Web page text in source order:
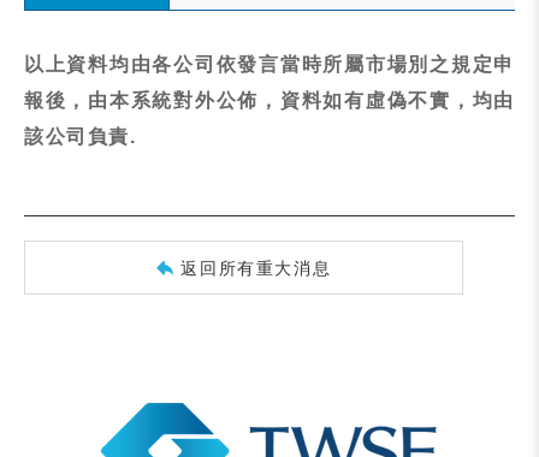
以上資料均由各公司依發言當時所屬市場別之規定申
報後，由本系統對外公佈，資料如有虛偽不實，均由
該公司負責.
返回所有重大消息